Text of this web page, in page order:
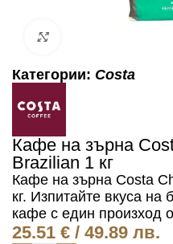
Категории: Costa
Кафе на зърна
Brazilian 1 кг
Кафе на зърна Costa
кг. Изпитайте вкуса на
кафе с един произход
25.51 € / 49.89 лв.